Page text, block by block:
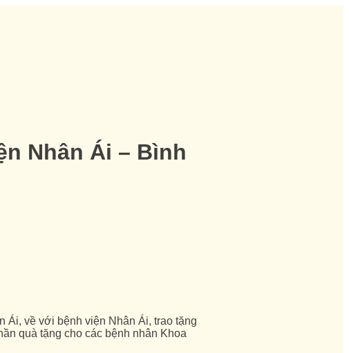
Nhân Ái – Bình
Ái, về với bệnh viện Nhân Ái, trao tặng
quà tặng cho các bệnh nhân Khoa